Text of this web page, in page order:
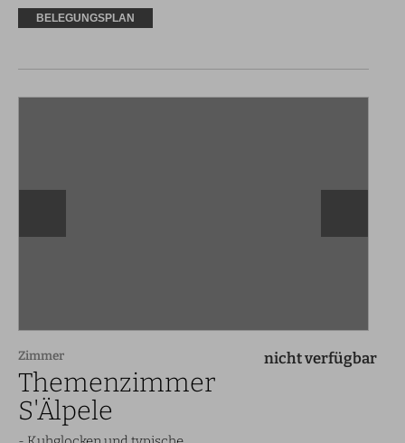
BELEGUNGSPLAN
Zimmer
Themenzimmer
S'Älpele
nicht verfügbar